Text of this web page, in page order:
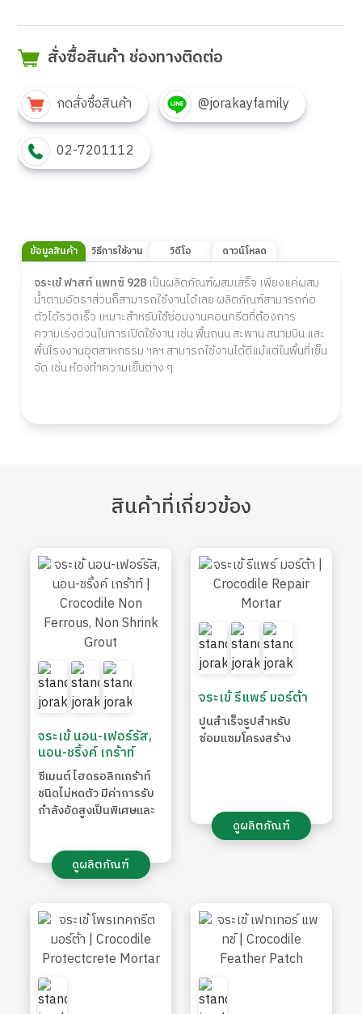
สั่งซื้อสินค้า ช่องทางติดต่อ
กดสั่งซื้อสินค้า @jorakayfamily
02-7201112
ข้อมูลสินค้า วิธีการใช้งาน วิดีโอ ดาวน์โหลด
จระเข้ ฟาสท์ แพทซ์ 928 เป็นผลิตภัณฑ์ผสมเสร็จ เพียงแค่ผสม
น้ำตามอัตราส่วนก็สามารถใช้งานได้เลย ผลิตภัณฑ์สามารถก่อ
ตัวได้รวดเร็ว เหมาะสำหรับใช้ซ่อมงานคอนกรีตที่ต้องการ
ความเร่งด่วนในการเปิดใช้งาน เช่น พื้นถนน สะพาน สนามบิน และ
พื้นโรงงานอุตสาหกรรม ฯลฯ สามารถใช้งานได้ดีแม้แต่ในพื้นที่เย็น
จัด เช่น ห้องทำความเย็นต่าง ๆ
สินค้าที่เกี่ยวข้อง
จระเข้ นอน-เฟอร์รัส,
นอน-ชริ้งค์ เกร้าท์
ซีเมนต์ไฮดรอลิกเกร้าท์
ชนิดไม่หดตัว มีค่าการรับ
กำลังอัดสูงเป็นพิเศษและ
รวดเร็วดูผลิตภัณฑ์
จระเข้ รีแพร์ มอร์ต้า
ปูนสําเร็จรูปสําหรับ
ซ่อมแซมโครงสร้าง
ดูผลิตภัณฑ์